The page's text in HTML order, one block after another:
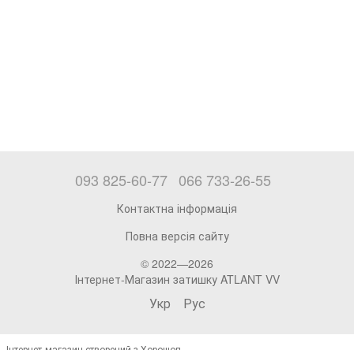
093 825-60-77 066 733-26-55
Контактна інформація
Повна версія сайту
© 2022—2026
Інтернет-Магазин затишку ATLANT VV
Укр Рус